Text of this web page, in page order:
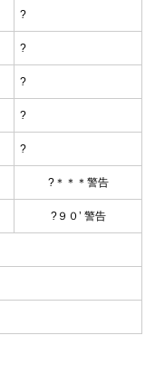
?
?
?
?
?
?＊＊＊警告
?９０’ 警告